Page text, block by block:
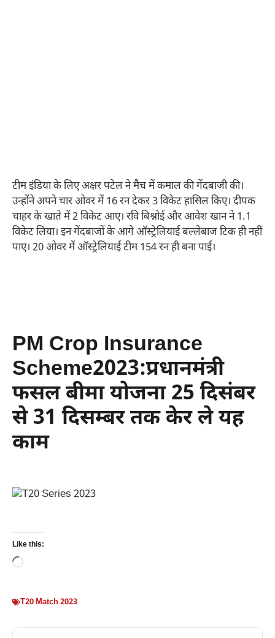
टीम इंडिया के लिए अक्षर पटेल ने मैच में कमाल की गेंदबाजी की।
उन्होंने अपने चार ओवर में 16 रन देकर 3 विकेट हासिल किए। दीपक
चाहर के खाते में 2 विकेट आए। रवि बिश्नोई और आवेश खान ने 1.1
विकेट लिया। इन गेंदबाजों के आगे ऑस्ट्रेलियाई बल्लेबाज टिक ही नहीं
पाए। 20 ओवर में ऑस्ट्रेलियाई टीम 154 रन ही बना पाई।
PM Crop Insurance
Scheme2023:प्रधानमंत्री
फसल बीमा योजना 25 दिसंबर
से 31 दिसम्बर तक केर ले यह
काम
Like this:
Loading…
T20 Match 2023